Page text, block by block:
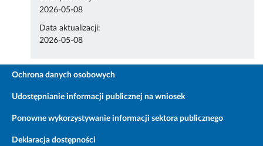
2026-05-08
Data aktualizacji:
2026-05-08
Ochrona danych osobowych
Udostępnianie informacji publicznej na wniosek
Ponowne wykorzystywanie informacji sektora publicznego
Deklaracja dostępności